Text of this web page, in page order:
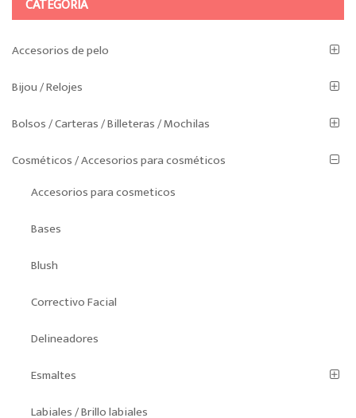
CATEGORÍA
Accesorios de pelo
Bijou / Relojes
Bolsos / Carteras / Billeteras / Mochilas
Cosméticos / Accesorios para cosméticos
Accesorios para cosmeticos
Bases
Blush
Correctivo Facial
Delineadores
Esmaltes
Labiales / Brillo labiales